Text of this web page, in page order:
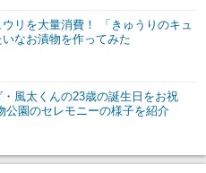
リを大量消費！ 「きゅうりのキュ
なお漬物を作ってみた
風太くんの23歳の誕生日をお祝
公園のセレモニーの様子を紹介